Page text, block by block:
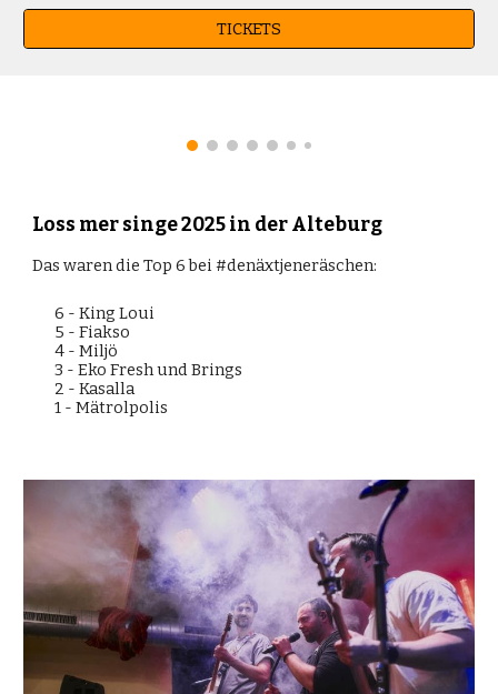
TICKETS
Loss mer singe 2025 in der Alteburg
Das waren die Top 6 bei #denäxtjeneräschen:
6 -King Loui
5 -Fiakso
4 -Miljö
3 - Eko Fresh und Brings
2 -Kasalla
1 -Mätrolpolis